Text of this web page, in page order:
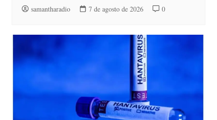
samantharadio 7 de agosto de 2026 0